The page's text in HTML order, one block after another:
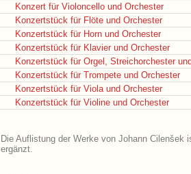
Konzert für Violoncello und Orchester
Konzertstück für Flöte und Orchester
Konzertstück für Horn und Orchester
Konzertstück für Klavier und Orchester
Konzertstück für Orgel, Streichorchester
Konzertstück für Trompete und Orchester
Konzertstück für Viola und Orchester
Konzertstück für Violine und Orchester
Die Auflistung der Werke von Johann
ergänzt.